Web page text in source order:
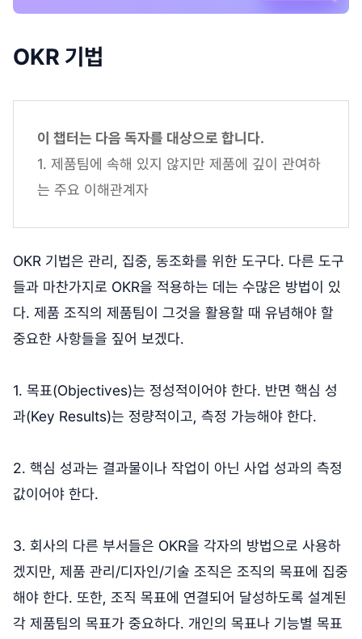
OKR 기법
이 챕터는 다음 독자를 대상으로 합니다.
1. 제품팀에 속해 있지 않지만 제품에 깊이 관여하
는 주요 이해관계자
OKR 기법은 관리, 집중, 동조화를 위한 도구다. 다른 도구
들과 마찬가지로 OKR을 적용하는 데는 수많은 방법이 있
다. 제품 조직의 제품팀이 그것을 활용할 때 유념해야 할
중요한 사항들을 짚어 보겠다.
1. 목표(Objectives)는 정성적이어야 한다. 반면 핵심 성
과(Key Results)는 정량적이고, 측정 가능해야 한다.
2. 핵심 성과는 결과물이나 작업이 아닌 사업 성과의 측정
값이어야 한다.
3. 회사의 다른 부서들은 OKR을 각자의 방법으로 사용하
겠지만, 제품 관리/디자인/기술 조직은 조직의 목표에 집중
해야 한다. 또한, 조직 목표에 연결되어 달성하도록 설계된
각 제품팀의 목표가 중요하다. 개인의 목표나 기능별 목표